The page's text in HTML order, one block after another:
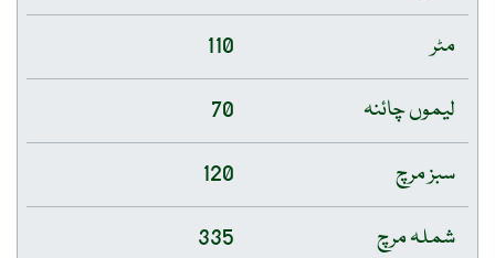
مٹر
110
لیموں چائنہ
70
سبز مرچ
120
شملہ مرچ
335